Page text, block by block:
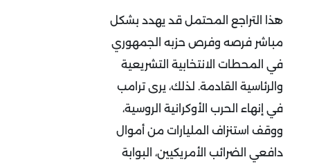
هذا التراجع المحتمل قد يهدد بشكل
مباشر فرصه وفرص حزبه الجمهوري
في المحطات الانتخابية التشريعية
والرئاسية القادمة. لذلك، يرى ترامب
في إنهاء الحرب الأوكرانية الروسية،
ووقف استنزاف المليارات من أموال
دافعي الضرائب الأمريكيين، البوابة